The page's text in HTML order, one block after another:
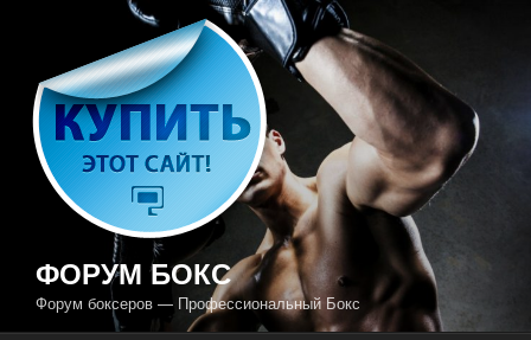
содержимому
ФОРУМ БОКС
Форум боксеров — Профессиональный Бокс